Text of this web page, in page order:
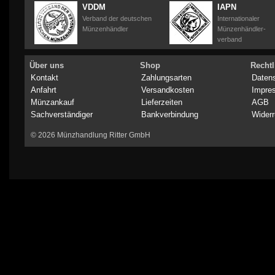
VDDM
Verband der deutschen
Münzenhändler
IAPN
Internationaler
Münzenhändler-
verband
Über uns
Kontakt
Anfahrt
Münzankauf
Sachverständiger
Shop
Zahlungsarten
Versandkosten
Lieferzeiten
Bankverbindung
AGB
© 2026 Münzhandlung Ritter GmbH